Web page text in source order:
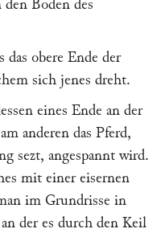
Boden des
obere Ende der
sich jenes dreht.
eines Ende an der
anderen das Pferd,
sezt, angespannt wird.
mit einer eisernen
im Grundrisse in
der es durch den Keil